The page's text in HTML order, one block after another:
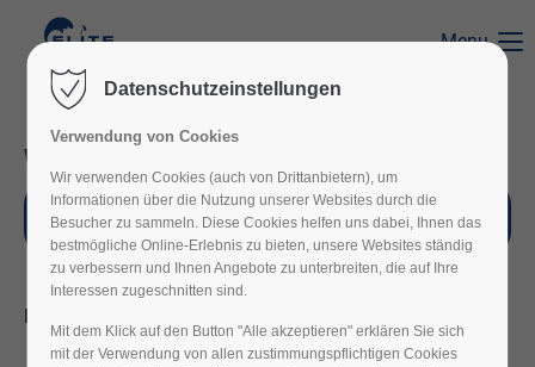
Der Eintrag "offcanvas-col1" existiert leider nicht.
Der Eintrag "offcanvas-col2" existiert leider nicht.
Der Eintrag "offcanvas-col3" existiert leider nicht.
Menu
Wir freuen uns auf Ihre Anfrage!
KONTAKT
Einsatzbereiche
Industriereinigung
Datenschutzeinstellungen
Verwendung von Cookies
Wir verwenden Cookies (auch von Drittanbietern), um
Informationen über die Nutzung unserer Websites durch die
Besucher zu sammeln. Diese Cookies helfen uns dabei, Ihnen das
bestmögliche Online-Erlebnis zu bieten, unsere Websites ständig
zu verbessern und Ihnen Angebote zu unterbreiten, die auf Ihre
Interessen zugeschnitten sind.
Mit dem Klick auf den Button "Alle akzeptieren" erklären Sie sich
mit der Verwendung von allen zustimmungspflichtigen Cookies